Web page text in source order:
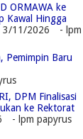
ORMAWA ke
Kawal Hingga
3/11/2026
- lpm
Pemimpin Baru
DPM Finalisasi
ke Rektorat
- lpm papyrus